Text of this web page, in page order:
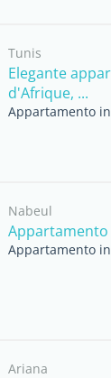
Tunis
Elegante
d'Afrique, ...
Appartamento
Nabeul
Appartamento
Appartamento
Ariana